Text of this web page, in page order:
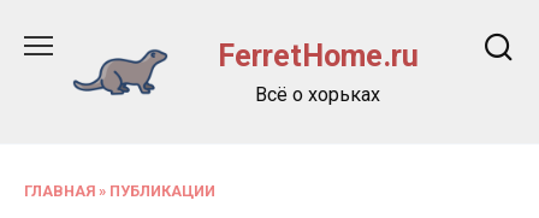
содержанию
FerretHome.ru
Всё о хорьках
ГЛАВНАЯ » ПУБЛИКАЦИИ